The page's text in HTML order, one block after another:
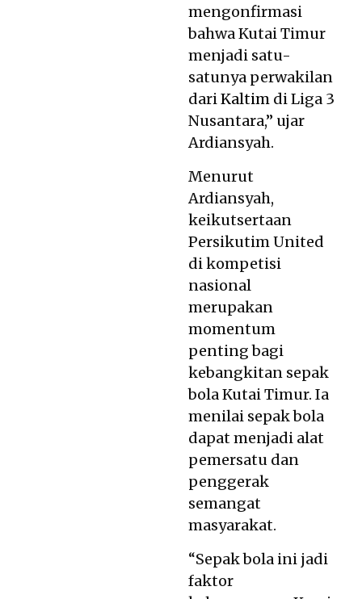
mengonfirmasi
bahwa Kutai Timur
menjadi satu-
satunya perwakilan
dariKaltim di Liga 3
Nusantara,” ujar
Ardiansyah.
Menurut
Ardiansyah,
keikutsertaan
Persikutim United
di kompetisi
nasional
merupakan
momentum
penting bagi
kebangkitan sepak
bola Kutai Timur. Ia
menilai sepak bola
dapat menjadi alat
pemersatu dan
penggerak
semangat
masyarakat.
“Sepak bola ini jadi
faktor